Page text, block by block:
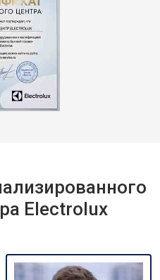
Electrolux